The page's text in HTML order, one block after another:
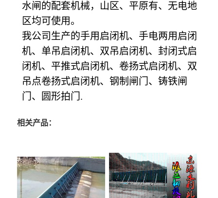
水闸的配套机械，山区、平原有、无电地
区均可使用。
我公司生产的手用启闭机、手电两用启闭
机、单吊启闭机、双吊启闭机、封闭式启
闭机、平推式启闭机、卷扬式启闭机、双
吊点卷扬式启闭机、钢制闸门、铸铁闸
门、圆形拍门.
相关产品：